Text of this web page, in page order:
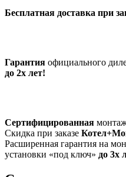
Бесплатная доставка при
Гарантия официального
до 2х лет!
Сертифицированная
Скидка при заказе
Расширенная гарантия на
установки «под ключ» до 3х